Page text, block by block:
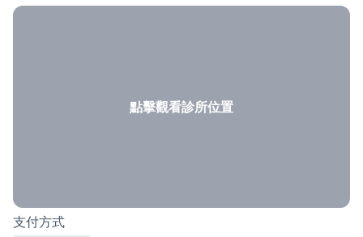
點擊觀看診所位置
支付方式